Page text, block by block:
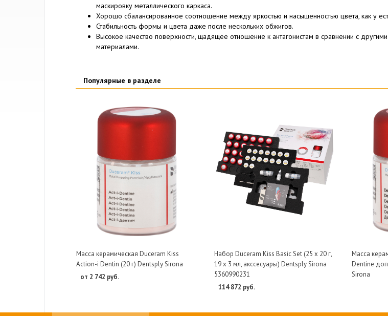
маскировку металлического каркаса.
Хорошо сбалансированное соотношение между яркостью и насыщенностью цвета, как у
Стабильность формы и цвета даже после нескольких обжигов.
Высокое качество поверхности, щадящее отношение к антагонистам в сравнении с
материалами.
Популярные в разделе
Масса керамическая Duceram Kiss
Action-i Dentin (20 г) Dentsply Sirona
от 2 742 руб.
Набор Duceram Kiss Basic Set (25 х 20 г,
19 х 3 мл, акссесуары) Dentsply Sirona
5360990231
114 872 руб.
Масса
Dentine
Sirona